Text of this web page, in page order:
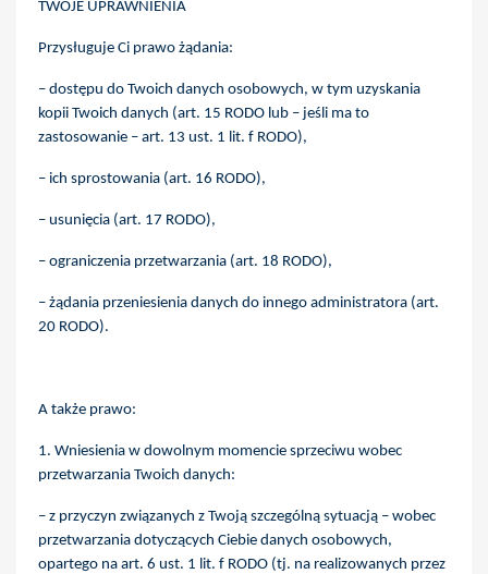
TWOJE UPRAWNIENIA
Przysługuje Ci prawo żądania:
– dostępu do Twoich danych osobowych, w tym uzyskania
kopii Twoich danych (art. 15 RODO lub – jeśli ma to
zastosowanie – art. 13 ust. 1 lit. f RODO),
– ich sprostowania (art. 16 RODO),
– usunięcia (art. 17 RODO),
– ograniczenia przetwarzania (art. 18 RODO),
– żądania przeniesienia danych do innego administratora (art.
20 RODO).
A także prawo:
1. Wniesienia w dowolnym momencie sprzeciwu wobec
przetwarzania Twoich danych:
– z przyczyn związanych z Twoją szczególną sytuacją – wobec
przetwarzania dotyczących Ciebie danych osobowych,
opartego na art. 6 ust. 1 lit. f RODO (tj. na realizowanych przez